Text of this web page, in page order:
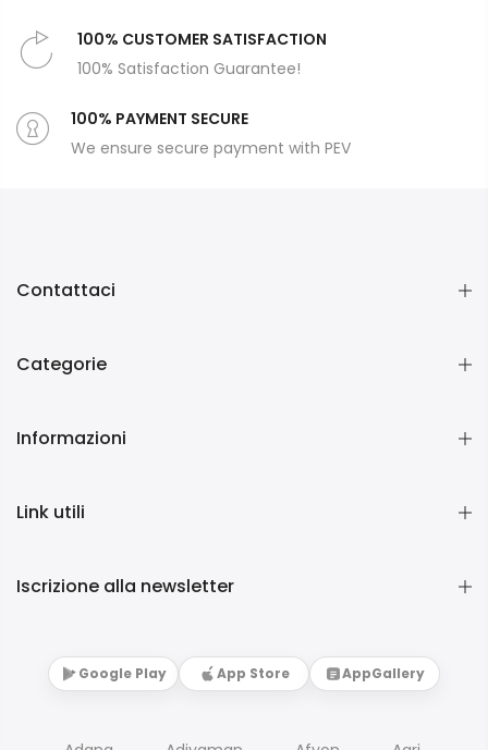
100% CUSTOMER SATISFACTION
100% Satisfaction Guarantee!
100% PAYMENT SECURE
We ensure secure payment with PEV
Contattaci
Categorie
Informazioni
Link utili
Iscrizione alla newsletter
Google Play App Store AppGallery